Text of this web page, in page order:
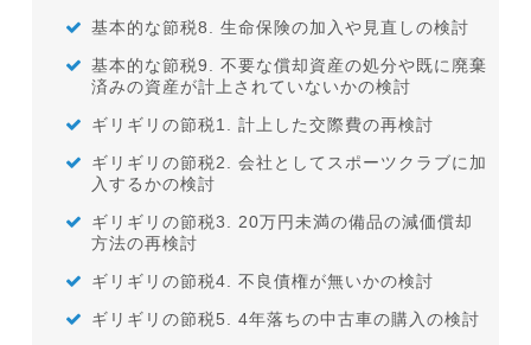
基本的な節税8. 生命保険の加入や見直しの検討
基本的な節税9. 不要な償却資産の処分や既に廃棄
済みの資産が計上されていないかの検討
ギリギリの節税1. 計上した交際費の再検討
ギリギリの節税2. 会社としてスポーツクラブに加
入するかの検討
ギリギリの節税3. 20万円未満の備品の減価償却
方法の再検討
ギリギリの節税4. 不良債権が無いかの検討
ギリギリの節税5. 4年落ちの中古車の購入の検討